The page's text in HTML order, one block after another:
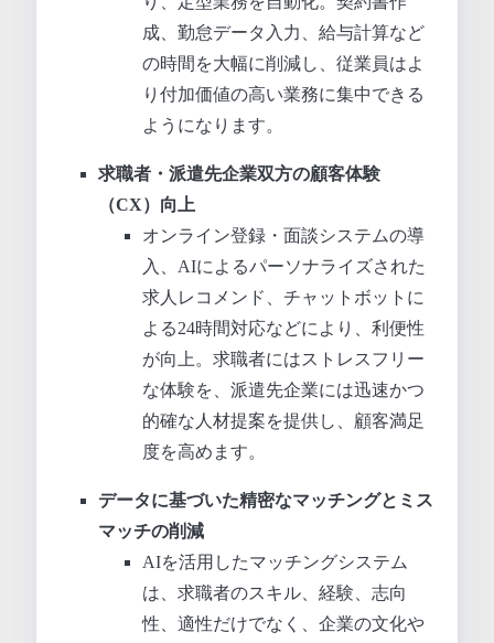
成、勤怠データ入力、給与計算など
の時間を大幅に削減し、従業員はよ
り付加価値の高い業務に集中できる
ようになります。
求職者・派遣先企業双方の顧客体験
（CX）向上
オンライン登録・面談システムの導
入、AIによるパーソナライズされた
求人レコメンド、チャットボットに
よる24時間対応などにより、利便性
が向上。求職者にはストレスフリー
な体験を、派遣先企業には迅速かつ
的確な人材提案を提供し、顧客満足
度を高めます。
データに基づいた精密なマッチングとミス
マッチの削減
AIを活用したマッチングシステム
は、求職者のスキル、経験、志向
性、適性だけでなく、企業の文化や